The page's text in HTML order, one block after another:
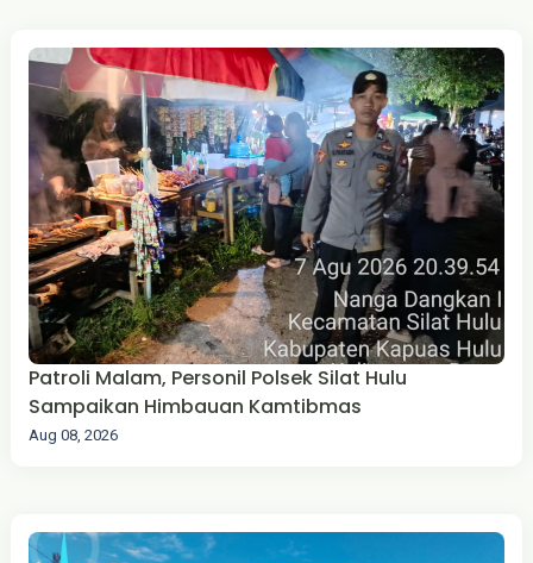
Patroli Malam, Personil Polsek Silat Hulu
Sampaikan Himbauan Kamtibmas
Aug 08, 2026